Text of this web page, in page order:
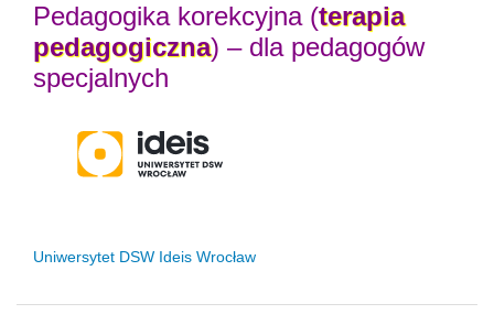
Pedagogika korekcyjna (terapia
pedagogiczna) – dla pedagogów
specjalnych
Uniwersytet DSW Ideis Wrocław